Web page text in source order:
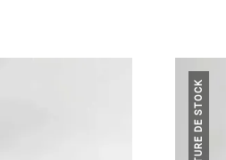
RUPTURE DE STOCK